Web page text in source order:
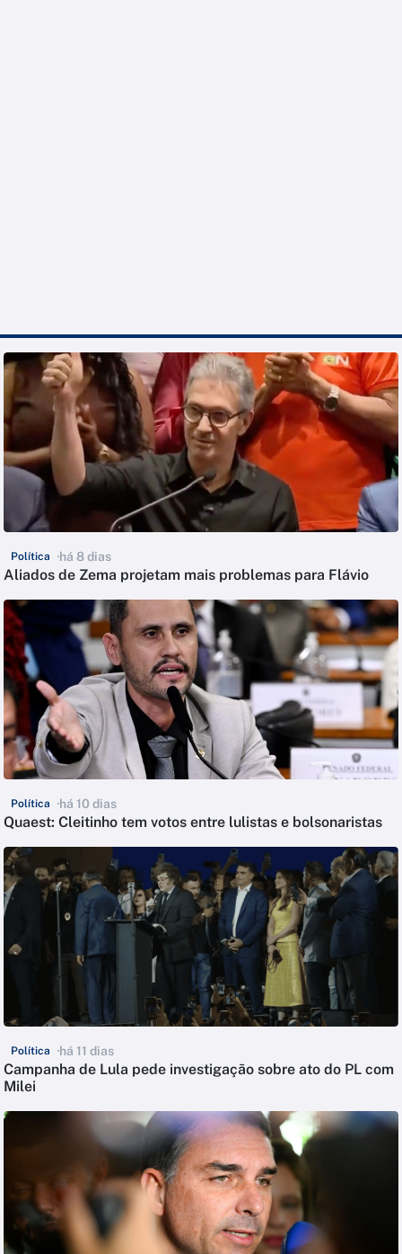
Política há 8 dias
Aliados de Zema projetam mais problemas para Flávio
Política há 10 dias
Quaest: Cleitinho tem votos entre lulistas e bolsonaristas
Política há 11 dias
Campanha de Lula pede investigação sobre ato do PL com
Milei